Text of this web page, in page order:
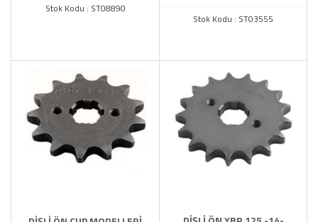
Stok Kodu : ST08890
Stok Kodu : ST03555